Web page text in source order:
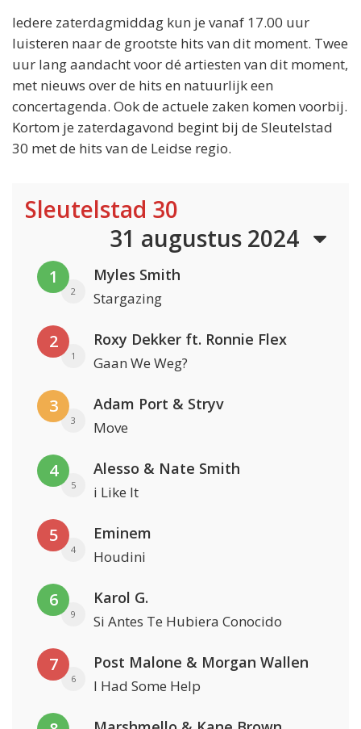
Iedere zaterdagmiddag kun je vanaf 17.00 uur
luisteren naar de grootste hits van dit moment. Twee
uur lang aandacht voor dé artiesten van dit moment,
met nieuws over de hits en natuurlijk een
concertagenda. Ook de actuele zaken komen voorbij.
Kortom je zaterdagavond begint bij de Sleutelstad
30 met de hits van de Leidse regio.
Sleutelstad 30
31 augustus 2024
1
2
Myles Smith
Stargazing
2
1
Roxy Dekker ft. Ronnie Flex
Gaan We Weg?
3
3
Adam Port & Stryv
Move
4
5
Alesso & Nate Smith
i Like It
5
4
Eminem
Houdini
6
9
Karol G.
Si Antes Te Hubiera Conocido
7
6
Post Malone & Morgan Wallen
I Had Some Help